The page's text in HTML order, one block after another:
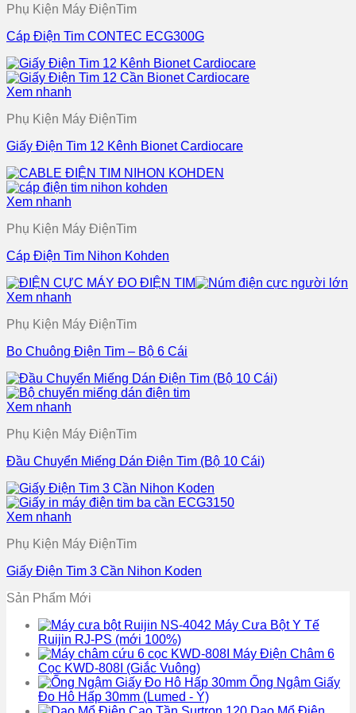
Phụ Kiện Máy ĐiệnTim
Cáp Điện Tim CONTEC ECG300G
Xem nhanh
Phụ Kiện Máy ĐiệnTim
Giấy Điện Tim 12 Kênh Bionet Cardiocare
Xem nhanh
Phụ Kiện Máy ĐiệnTim
Cáp Điện Tim Nihon Kohden
Xem nhanh
Phụ Kiện Máy ĐiệnTim
Bo Chuông Điện Tim – Bộ 6 Cái
Xem nhanh
Phụ Kiện Máy ĐiệnTim
Đầu Chuyển Miếng Dán Điện Tim (Bộ 10 Cái)
Xem nhanh
Phụ Kiện Máy ĐiệnTim
Giấy Điện Tim 3 Cần Nihon Koden
Sản Phẩm Mới
Máy Cưa Bột Y Tế
Ruijin RJ-PS (mới 100%)
Máy Điện Châm 6
Cọc KWD-808I (Giắc Vuông)
Ống Ngậm Giấy
Đo Hô Hấp 30mm (Lumed - Ý)